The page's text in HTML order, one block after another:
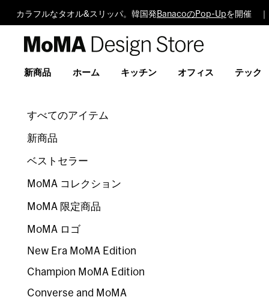
カラフルなタオル&スリッパ。韓国発 BanacoのPop-Upを開催
Design
新商品 ホーム キッチン オフィス テック
すべてのアイテム
新商品
ベストセラー
MoMA コレクション
MoMA 限定商品
MoMA ロゴ
New Era MoMA Edition
Champion MoMA Edition
Converse and MoMA